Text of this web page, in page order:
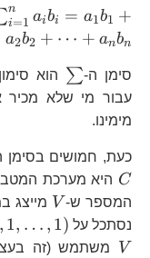
i=1
n aibi = a1b1 +
a2b2 + ⋯ + anbn
סימן ה-∑ הוא
עבור מי שלא מכיר
מימינו.
כעת, חמושים בסימן
C היא מערכת
המספר ש- V מייצג
C\cdot
Vנסתכל על
, 1, … , 1)
V משתמש (זה
V